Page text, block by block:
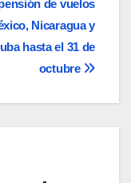
de vuelos
Nicaragua y
hasta el 31 de
octubre